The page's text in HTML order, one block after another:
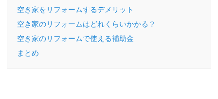
空き家をリフォームするデメリット
空き家のリフォームはどれくらいかかる？
空き家のリフォームで使える補助金
まとめ